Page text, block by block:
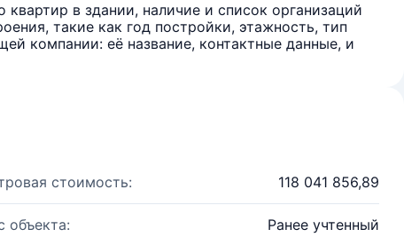
в здании, наличие и список организаций
такие как год постройки, этажность, тип
компании: её название, контактные данные, и
стоимость: 118 041 856,89
объекта: Ранее учтенный